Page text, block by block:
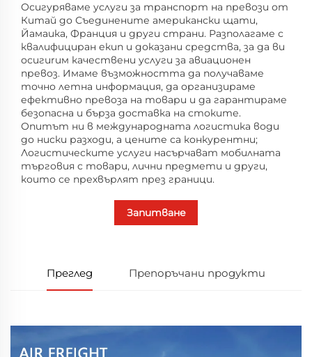
Осигуряваме услуги за транспорт на превози от
Китай до Съединените американски щати,
Йамаика, Франция и други страни. Разполагаме с
квалифициран екип и доказани средства, за да ви
осигurим качествени услуги за авиационен
превоз. Имаме възможността да получаваме
точно летна информация, да организираме
ефективно превоза на товари и да гарантираме
безопасна и бърза доставка на стоките.
Опитът ни в международната логистика води
до ниски разходи, а цените са конкурентни;
Логистическите услуги насърчават мобилната
търговия с товари, лични предмети и други,
които се прехвърлят през граници.
Запитване
Преглед Препоръчани продукти